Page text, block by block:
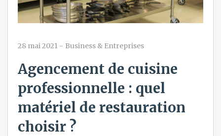
28 mai 2021 - Business & Entreprises
Agencement de cuisine
professionnelle : quel
matériel de restauration
choisir ?